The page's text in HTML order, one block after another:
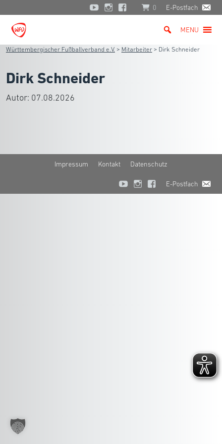
0 E-Postfach
MENU
Württembergischer Fußballverband e.V. > Mitarbeiter > Dirk Schneider
Dirk Schneider
Autor: 07.08.2026
Impressum Kontakt Datenschutz
E-Postfach